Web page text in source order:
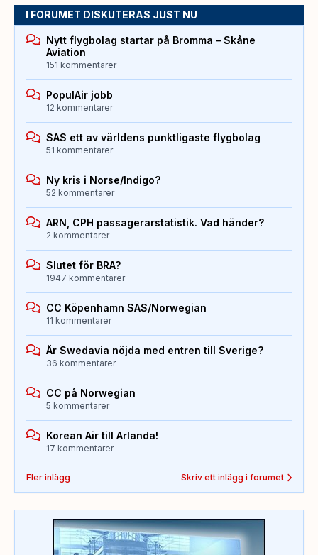
I FORUMET DISKUTERAS JUST NU
Nytt flygbolag startar på Bromma – Skåne
Aviation
151 kommentarer
PopulAir jobb
12 kommentarer
SAS ett av världens punktligaste flygbolag
51 kommentarer
Ny kris i Norse/Indigo?
52 kommentarer
ARN, CPH passagerarstatistik. Vad händer?
2 kommentarer
Slutet för BRA?
1947 kommentarer
CC Köpenhamn SAS/Norwegian
11 kommentarer
Är Swedavia nöjda med entren till Sverige?
36 kommentarer
CC på Norwegian
5 kommentarer
Korean Air till Arlanda!
17 kommentarer
Fler inlägg Skriv ett inlägg i forumet